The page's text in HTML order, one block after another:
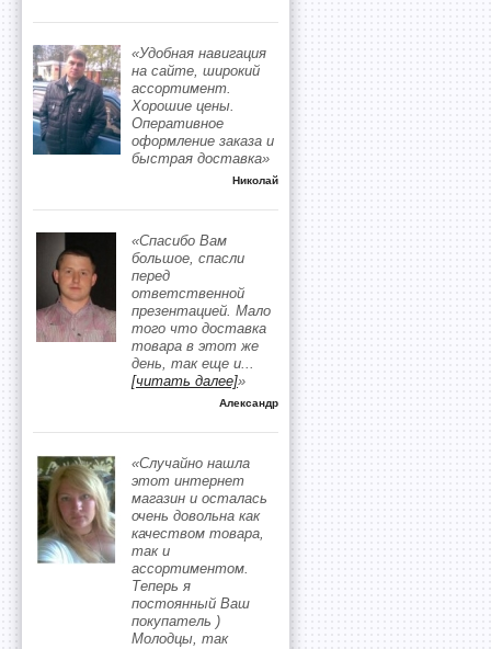
«Удобная навигация
на сайте, широкий
ассортимент.
Хорошие цены.
Оперативное
оформление заказа и
быстрая доставка»
Николай
«Спасибо Вам
большое, спасли
перед
ответственной
презентацией. Мало
того что доставка
товара в этот же
день, так еще и...
[читать далее]»
Александр
«Случайно нашла
этот интернет
магазин и осталась
очень довольна как
качеством товара,
так и
ассортиментом.
Теперь я
постоянный Ваш
покупатель )
Молодцы, так